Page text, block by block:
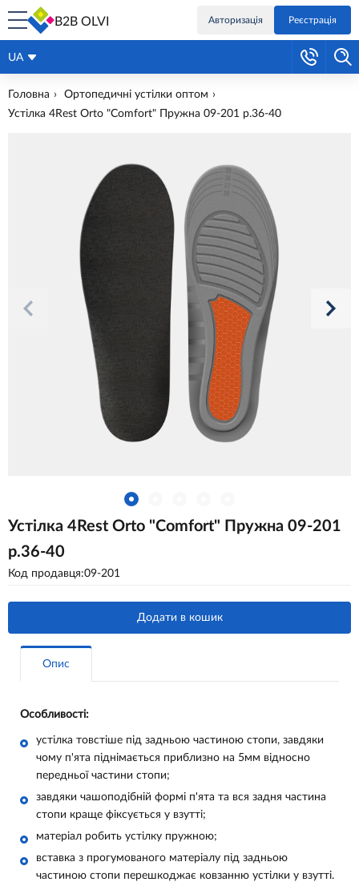
B2B OLVI Авторизація Реєстрація
UA
Головна
Ортопедичні устілки оптом
Устілка 4Rest Orto "Comfort" Пружна 09-201 р.36-40
Устілка 4Rest Orto "Comfort" Пружна 09-201
р.36-40
Код продавця:09-201
Додати в кошик
Опис
Особливості:
устілка товстіше під задньою частиною стопи, завдяки
чому п'ята піднімається приблизно на 5мм відносно
передньої частини стопи;
завдяки чашоподібній формі п'ята та вся задня частина
стопи краще фіксується у взутті;
матеріал робить устілку пружною;
вставка з прогумованого матеріалу під задньою
частиною стопи перешкоджає ковзанню устілки у взутті.